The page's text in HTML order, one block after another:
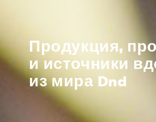
Продукция,
и источники
из мира Dnd